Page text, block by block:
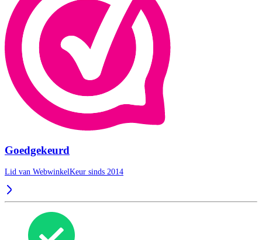
Goedgekeurd
Lid van WebwinkelKeur sinds 2014